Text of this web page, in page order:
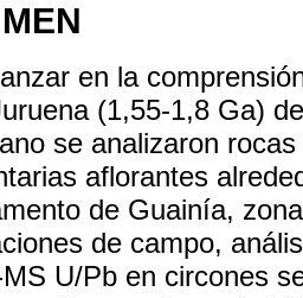
en la
(1,55-1,8 Ga)
se analizaron
aflorantes
de Guainía,
de campo,
U/Pb en circones